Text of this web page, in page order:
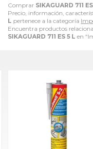
Comprar SIKAGUARD 711
Precio, información,
L pertenece a la categoría
Encuentra productos
SIKAGUARD 711 ES 5 L en